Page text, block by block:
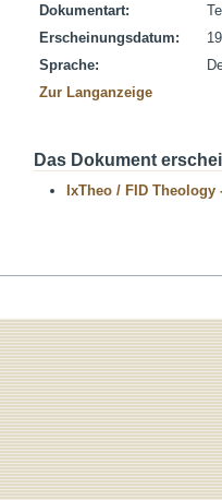
Dokumentart:
Erscheinungsdatum:
Sprache:
Zur Langanzeige
Das Dokument
IxTheo / FID Theology